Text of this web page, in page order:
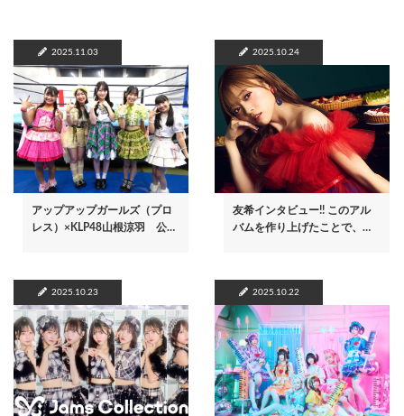
2025.11.03
アップアップガールズ（プロ
レス）×KLP48山根涼羽 公…
2025.10.24
友希インタビュー!! このアル
バムを作り上げたことで、…
2025.10.23 2025.10.22